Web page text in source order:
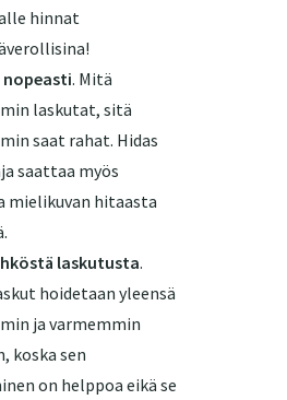
hinnat
nopeasti. Mitä
laskutat, sitä
saat rahat. Hidas
saattaa myös
mielikuvan hitaasta
laskutusta.
hoidetaan yleensä
ja varmemmin
koska sen
on helppoa eikä se